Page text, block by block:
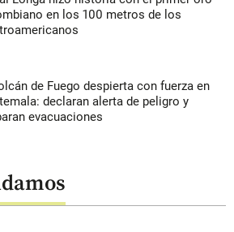
en los 100 metros de los
de Fuego despierta con fuerza en
declaran alerta de peligro y
evacuaciones